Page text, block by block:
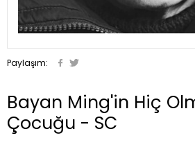
Paylaşım:
Bayan Ming'in Hiç
Çocuğu - SC